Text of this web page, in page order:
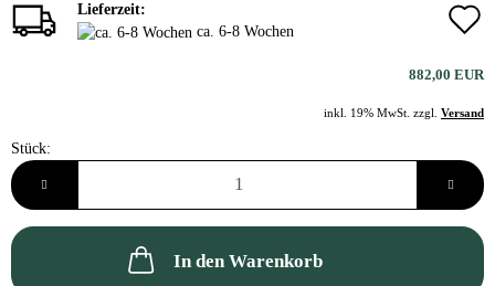
Lieferzeit:
ca. 6-8 Wochen
882,00 EUR
inkl. 19% MwSt. zzgl. Versand
Stück:
Stück
In den Warenkorb